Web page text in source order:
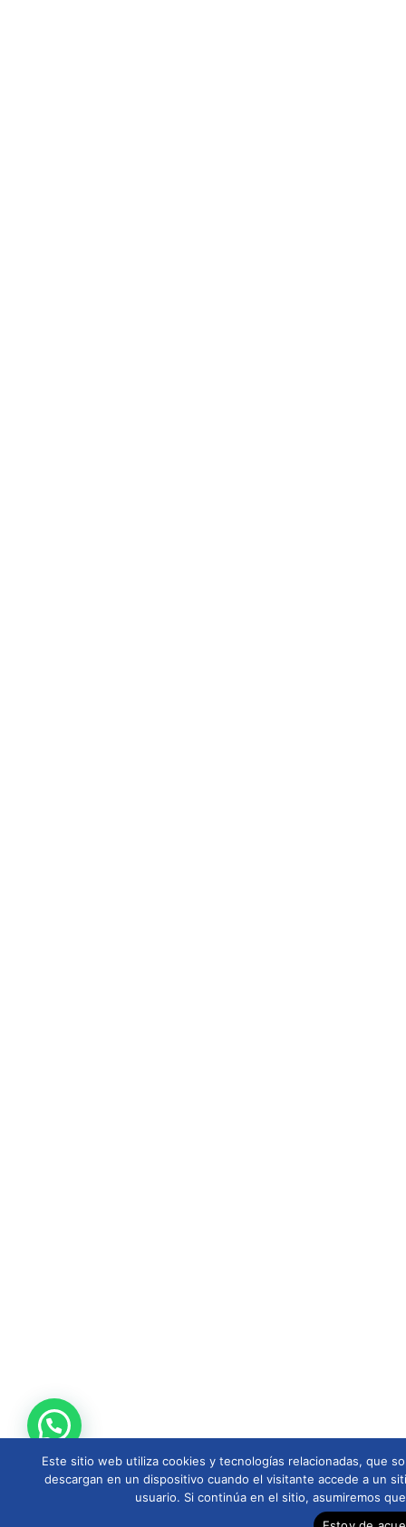
Este sitio web utiliza cookies y tecnologías relacionadas, que
descargan en un dispositivo cuando el visitante accede a un
usuario. Si continúa en el sitio, asumiremos